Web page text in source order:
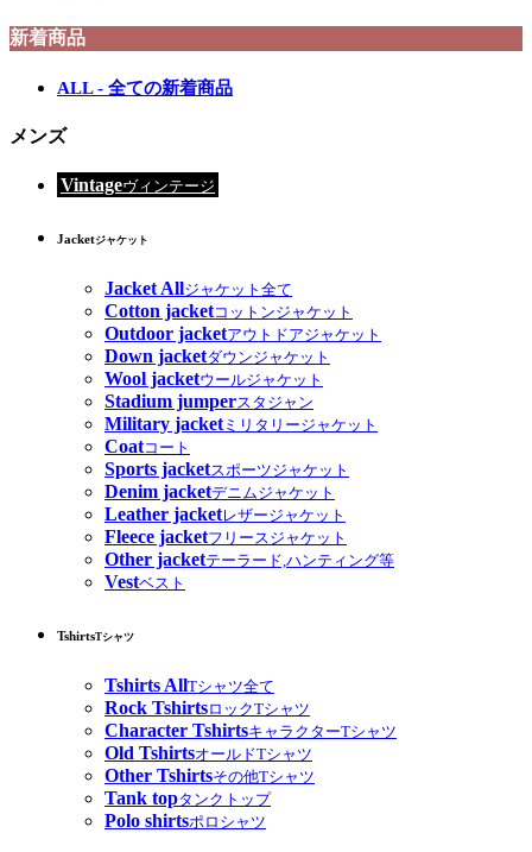
新着商品
ALL - 全ての新着商品
メンズ
Vintageヴィンテージ
Jacketジャケット
Jacket Allジャケット全て
Cotton jacketコットンジャケット
Outdoor jacketアウトドアジャケット
Down jacketダウンジャケット
Wool jacketウールジャケット
Stadium jumperスタジャン
Military jacketミリタリージャケット
Coatコート
Sports jacketスポーツジャケット
Denim jacketデニムジャケット
Leather jacketレザージャケット
Fleece jacketフリースジャケット
Other jacketテーラード,ハンティング等
Vestベスト
TshirtsTシャツ
Tshirts AllTシャツ全て
Rock TshirtsロックTシャツ
Character TshirtsキャラクターTシャツ
Old TshirtsオールドTシャツ
Other Tshirtsその他Tシャツ
Tank topタンクトップ
Polo shirtsポロシャツ